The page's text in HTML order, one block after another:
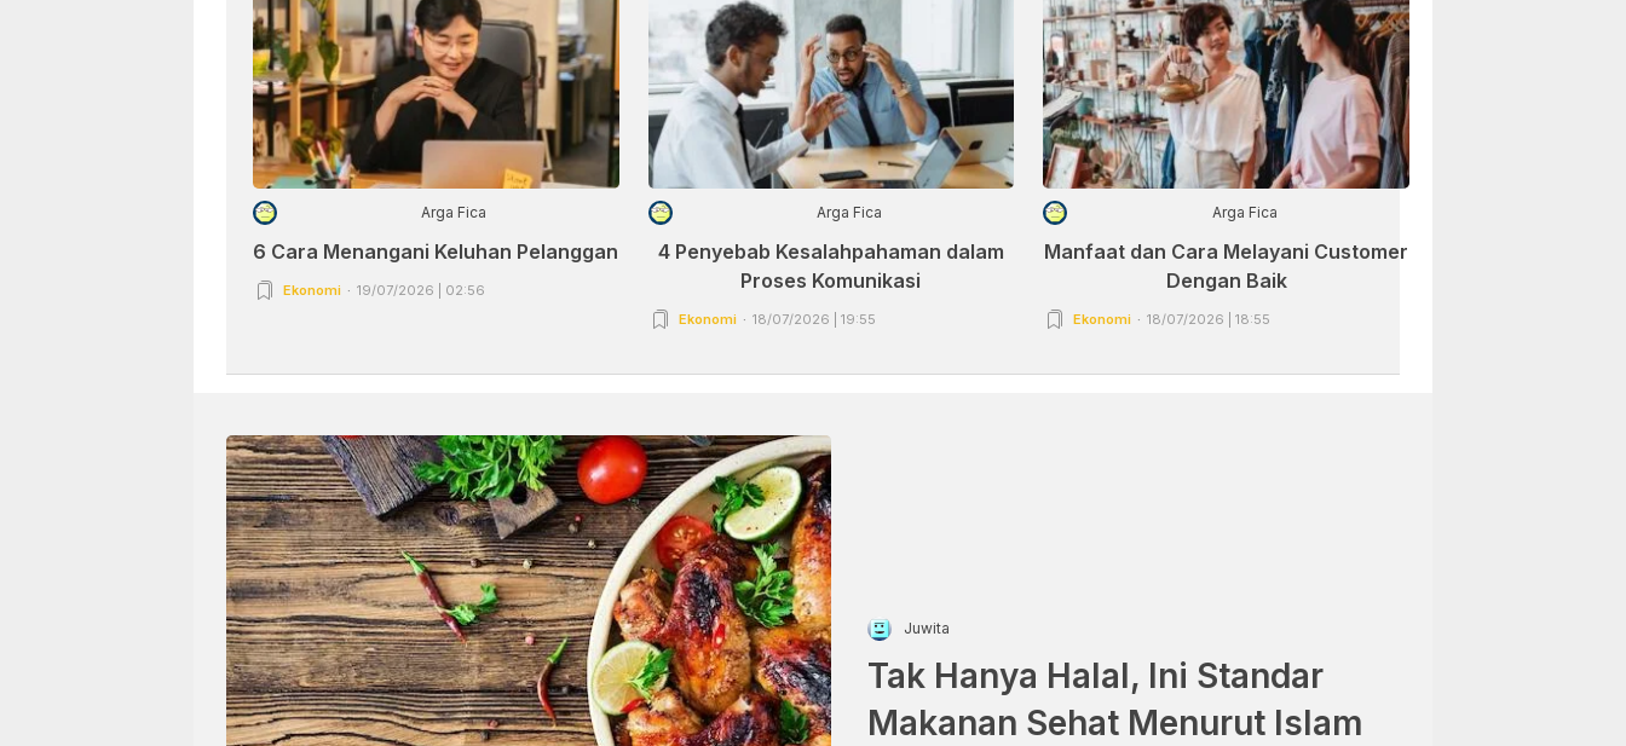
Arga Fica
6 Cara Menangani Keluhan Pelanggan
Ekonomi 19/07/2026 | 02:56
Arga Fica
4 Penyebab Kesalahpahaman dalam
Proses Komunikasi
Ekonomi 18/07/2026 | 19:55
Arga Fica
Manfaat dan Cara Melayani Customer
Dengan Baik
Ekonomi 18/07/2026 | 18:55
Juwita
Tak Hanya Halal, Ini Standar
Makanan Sehat Menurut Islam